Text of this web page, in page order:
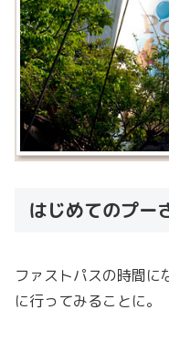
はじめてのプー
ファストパスの時間に
に行ってみることに。